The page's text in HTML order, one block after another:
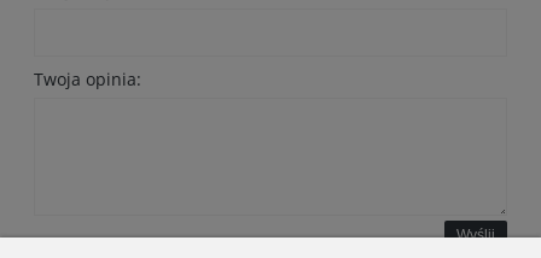
Twoja opinia:
Wyślij